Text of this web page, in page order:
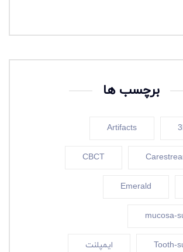
برچسب ها
Artifacts
CBCT
Emerald
mucosa-
Tooth- ایمپلنت